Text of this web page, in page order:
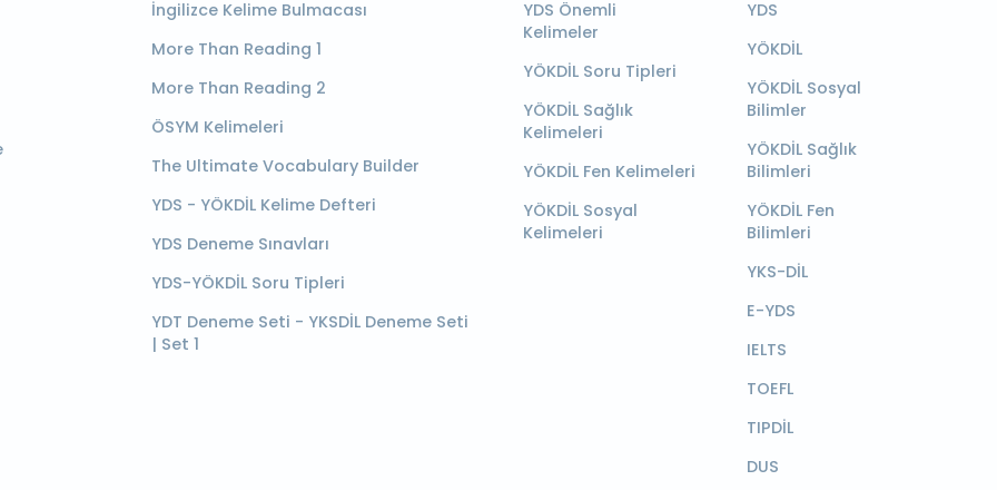
İngilizce Kelime Bulmacası
More Than Reading 1
More Than Reading 2
ÖSYM Kelimeleri
The Ultimate Vocabulary Builder
YDS - YÖKDİL Kelime Defteri
YDS Deneme Sınavları
YDS-YÖKDİL Soru Tipleri
YDT Deneme Seti - YKSDİL Deneme Seti
| Set 1
YDS Önemli
Kelimeler
YÖKDİL Soru Tipleri
YÖKDİL Sağlık
Kelimeleri
YÖKDİL Fen Kelimeleri
YÖKDİL Sosyal
Kelimeleri
YDS
YÖKDİL
YÖKDİL Sosyal
Bilimler
YÖKDİL Sağlık
Bilimleri
YÖKDİL Fen
Bilimleri
YKS-DİL
E-YDS
IELTS
TOEFL
TIPDİL
DUS